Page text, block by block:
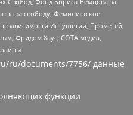
за свободу, Феминистское
Ингушетии, Прометей,
Фридом Хаус, СОТА медиа,
ru/documents/7756/ данные
функции